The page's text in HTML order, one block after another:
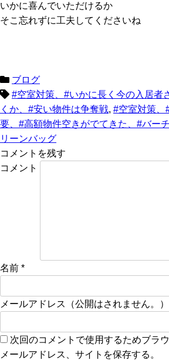
いかに喜んでいただけるか
そこ忘れずに工夫してくださいね
ブログ
#空室対策、#いかに長く今の入居者
くか、#安い物件は争奪戦, #空室対策、
要、#高額物件空きがでてきた、#バー
リーンバッグ
コメントを残す
コメント
名前 *
メールアドレス（公開はされません。）
次回のコメントで使用するためブラ
メールアドレス、サイトを保存する。